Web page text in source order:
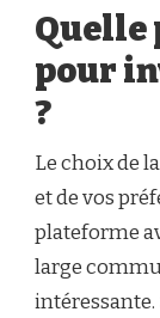
Quelle
pour
?
Le choix de
et de vos
plateforme
large